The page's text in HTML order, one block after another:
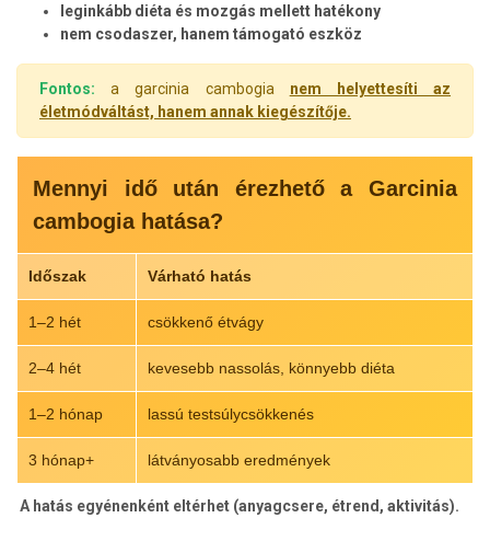
leginkább diéta és mozgás mellett hatékony
nem csodaszer, hanem támogató eszköz
Fontos: a garcinia cambogia nem helyettesíti az
életmódváltást, hanem annak kiegészítője.
Mennyi idő után érezhető a Garcinia
cambogia hatása?
Időszak Várható hatás
1–2 hét csökkenő étvágy
2–4 hét kevesebb nassolás, könnyebb diéta
1–2 hónap lassú testsúlycsökkenés
3 hónap+ látványosabb eredmények
A hatás egyénenként eltérhet (anyagcsere, étrend, aktivitás).